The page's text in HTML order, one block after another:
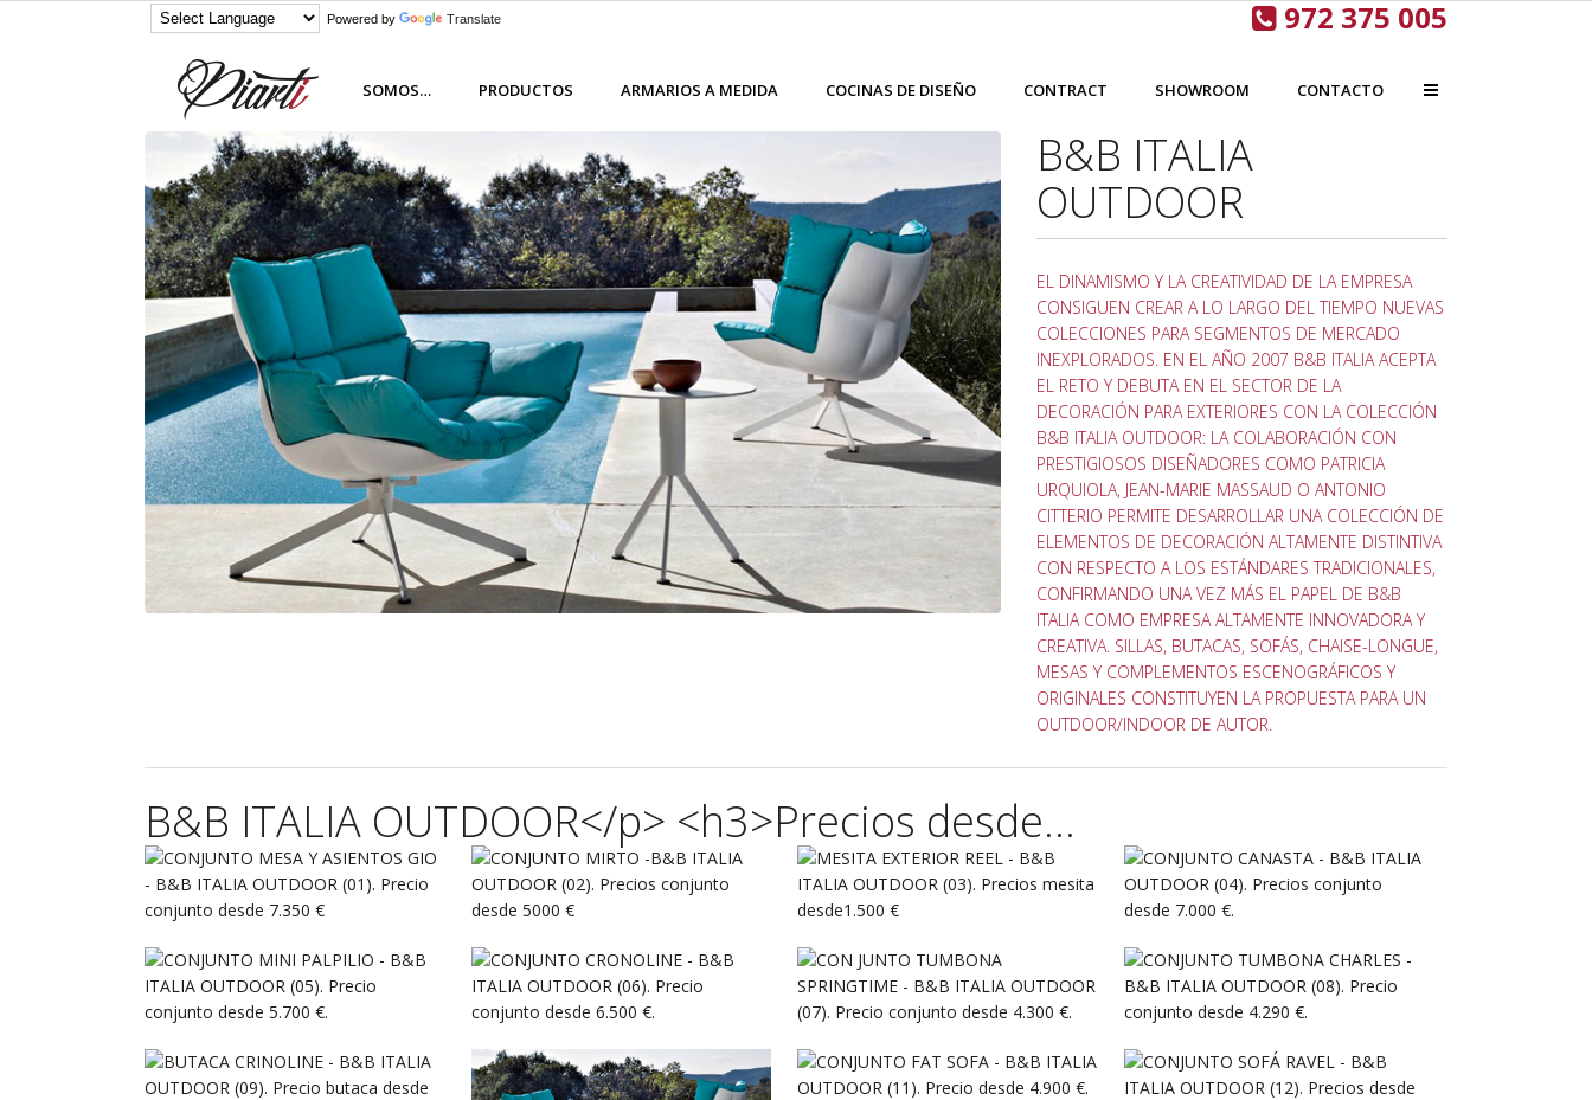
Powered by Translate 972 375 005
SOMOS… PRODUCTOS ARMARIOS A MEDIDA COCINAS DE DISEÑO CONTRACT SHOWROOM CONTACTO
B&B ITALIA
OUTDOOR
EL DINAMISMO Y LA CREATIVIDAD DE LA EMPRESA
CONSIGUEN CREAR A LO LARGO DEL TIEMPO NUEVAS
COLECCIONES PARA SEGMENTOS DE MERCADO
INEXPLORADOS. EN EL AÑO 2007 B&B ITALIA ACEPTA
EL RETO Y DEBUTA EN EL SECTOR DE LA
DECORACIÓN PARA EXTERIORES CON LA COLECCIÓN
B&B ITALIA OUTDOOR: LA COLABORACIÓN CON
PRESTIGIOSOS DISEÑADORES COMO PATRICIA
URQUIOLA, JEAN-MARIE MASSAUD O ANTONIO
CITTERIO PERMITE DESARROLLAR UNA COLECCIÓN DE
ELEMENTOS DE DECORACIÓN ALTAMENTE DISTINTIVA
CON RESPECTO A LOS ESTÁNDARES TRADICIONALES,
CONFIRMANDO UNA VEZ MÁS EL PAPEL DE B&B
ITALIA COMO EMPRESA ALTAMENTE INNOVADORA Y
CREATIVA. SILLAS, BUTACAS, SOFÁS, CHAISE-LONGUE,
MESAS Y COMPLEMENTOS ESCENOGRÁFICOS Y
ORIGINALES CONSTITUYEN LA PROPUESTA PARA UN
OUTDOOR/INDOOR DE AUTOR.
B&B ITALIA OUTDOOR</p> <h3>Precios desde...